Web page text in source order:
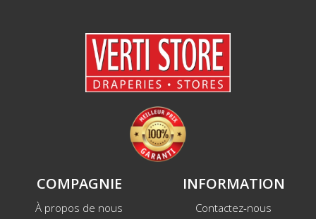
COMPAGNIE
À propos de nous
INFORMATION
Contactez-nous